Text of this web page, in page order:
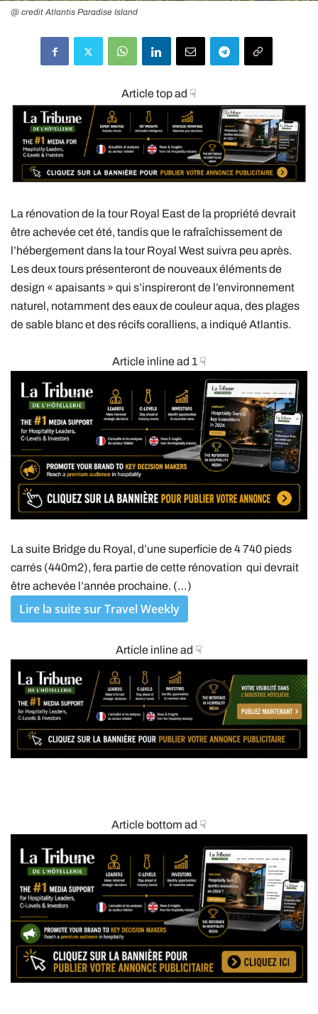
@ credit Atlantis Paradise Island
Article top ad ☟
La rénovation de la tour Royal East de la propriété devrait
être achevée cet été, tandis que le rafraîchissement de
l’hébergement dans la tour Royal West suivra peu après.
Les deux tours présenteront de nouveaux éléments de
design « apaisants » qui s’inspireront de l’environnement
naturel, notamment des eaux de couleur aqua, des plages
de sable blanc et des récifs coralliens, a indiqué Atlantis.
Article inline ad 1 ☟
La suite Bridge du Royal, d’une superficie de 4 740 pieds
carrés (440m2), fera partie de cette rénovation qui devrait
être achevée l’année prochaine. (…)
Lire la suite sur Travel Weekly
Article inline ad ☟
Article bottom ad ☟